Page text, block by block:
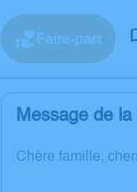
Faire-part
Message de la
Chère famille,